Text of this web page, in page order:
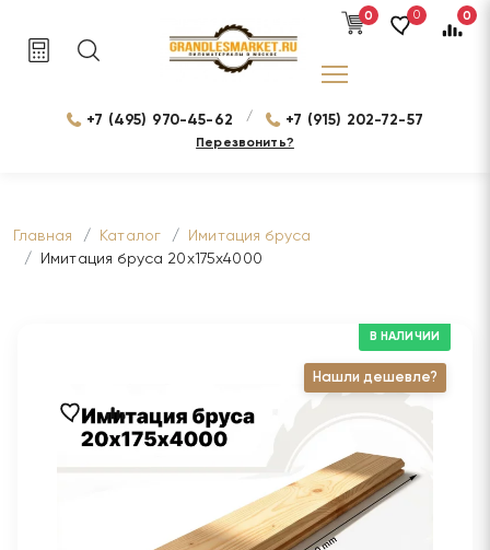
0 0 0
+7 (495) 970-45-62 / +7 (915) 202-72-57
Перезвонить?
Главная Каталог
Имитация бруса
Имитация бруса 20х175х4000
Нашли дешевле?
В НАЛИЧИИ